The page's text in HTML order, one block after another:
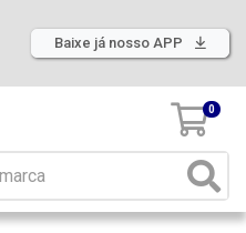
Baixe já nosso APP
0